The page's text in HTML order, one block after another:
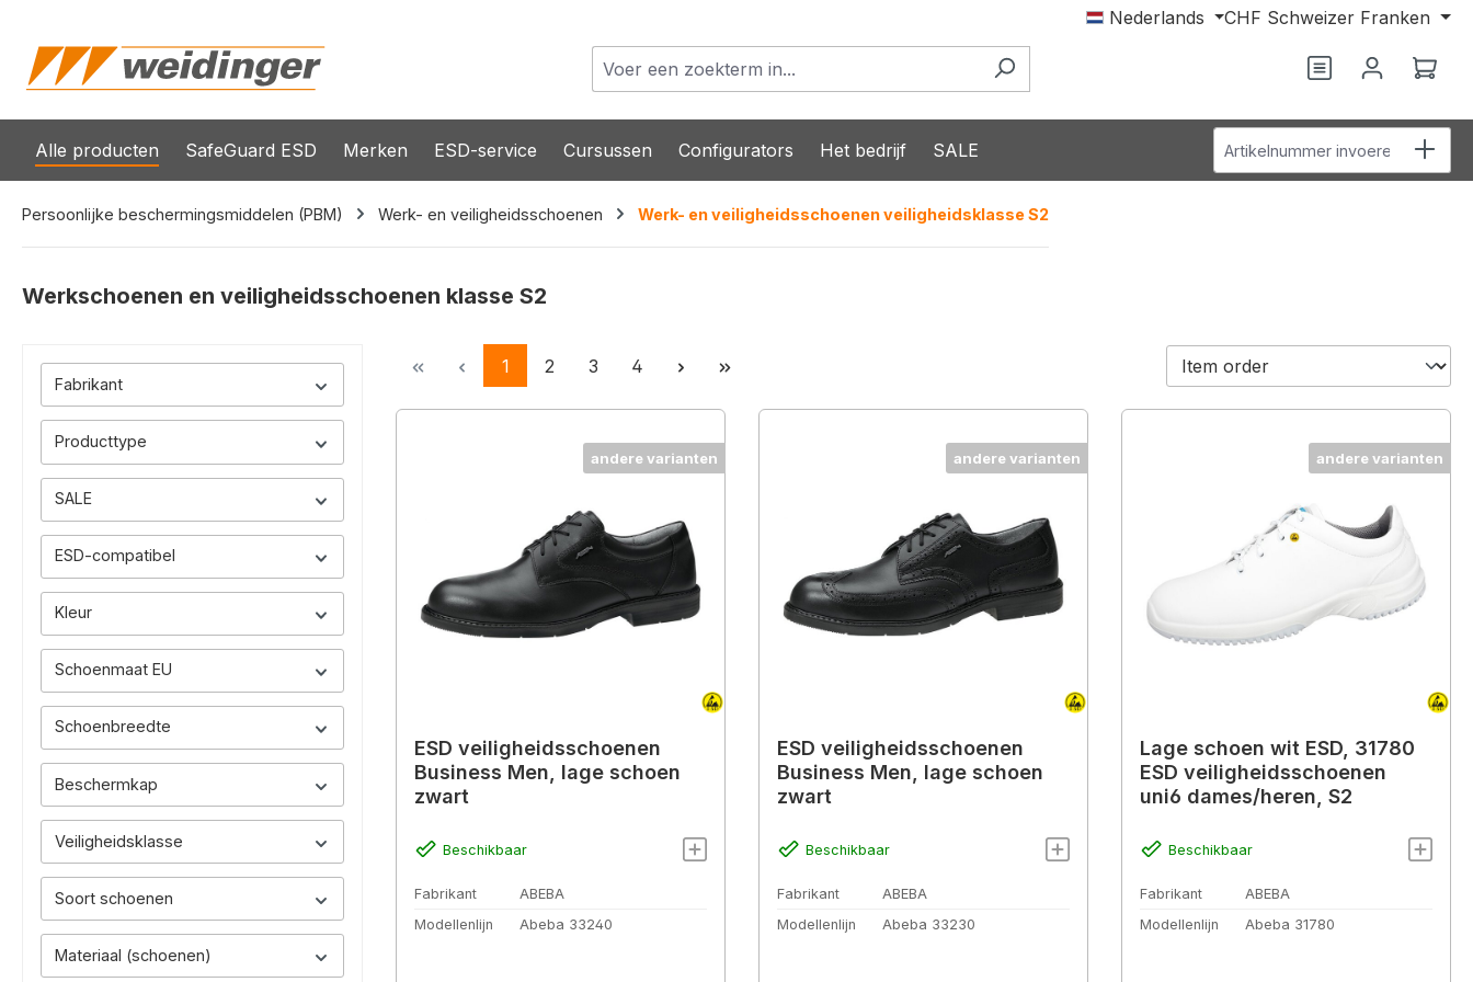
Nederlands CHF Schweizer Franken
Je hebt 0 items
Alle producten SafeGuard ESD Merken ESD-service Cursussen Configurators Het bedrijf SALE Artikelnummer invoeren
Persoonlijke beschermingsmiddelen (PBM) Werk- en veiligheidsschoenen Werk- en veiligheidsschoenen veiligheidsklasse S2
Werkschoenen en veiligheidsschoenen klasse S2
Fabrikant
Producttype
SALE
ESD-compatibel
Kleur
Schoenmaat EU
Schoenbreedte
Beschermkap
Veiligheidsklasse
Soort schoenen
Materiaal (schoenen)
Pagina
1 Pagina
2 Pagina
3 Pagina
4
andere varianten
ESD veiligheidsschoenen
Business Men, lage schoen
zwart
Beschikbaar
Fabrikant
ABEBA
Modellenlijn
Abeba 33240
andere varianten
ESD veiligheidsschoenen
Business Men, lage schoen
zwart
Beschikbaar
Fabrikant
ABEBA
Modellenlijn
Abeba 33230
andere varianten
Lage schoen wit ESD, 31780
ESD veiligheidsschoenen
uni6 dames/heren, S2
Beschikbaar
Fabrikant
ABEBA
Modellenlijn
Abeba 31780